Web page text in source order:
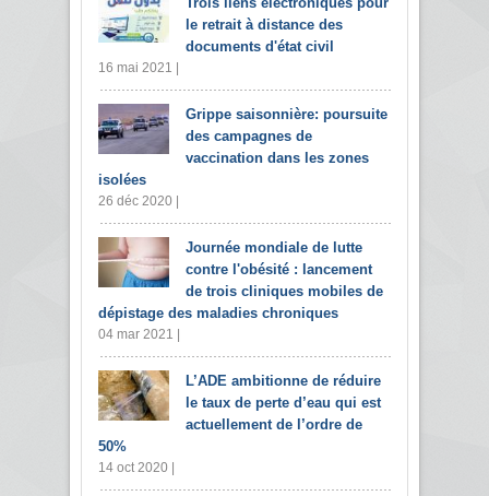
le retrait à distance des
documents d'état civil
16 mai 2021 |
Grippe saisonnière: poursuite
des campagnes de
vaccination dans les zones
isolées
26 déc 2020 |
Journée mondiale de lutte
contre l'obésité : lancement
de trois cliniques mobiles de
dépistage des maladies chroniques
04 mar 2021 |
L’ADE ambitionne de réduire
le taux de perte d’eau qui est
actuellement de l’ordre de
50%
14 oct 2020 |